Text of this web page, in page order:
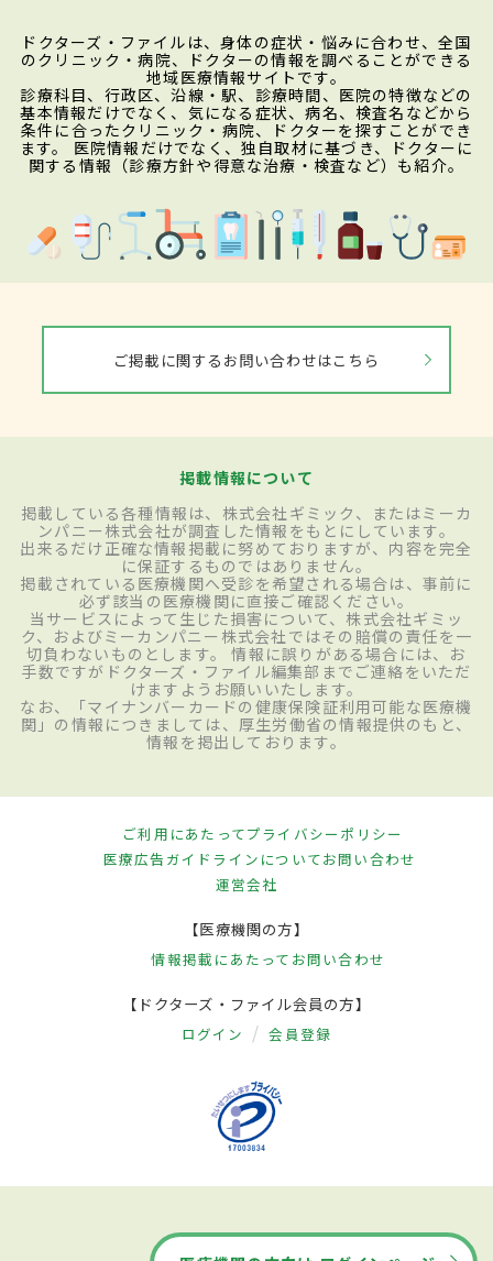
ドクターズ・ファイルは、身体の症状・悩みに合わせ、全国
のクリニック・病院、ドクターの情報を調べることができる
地域医療情報サイトです。
診療科目、行政区、沿線・駅、診療時間、医院の特徴などの
基本情報だけでなく、気になる症状、病名、検査名などから
条件に合ったクリニック・病院、ドクターを探すことができ
ます。 医院情報だけでなく、独自取材に基づき、ドクターに
関する情報（診療方針や得意な治療・検査など）も紹介。
ご掲載に関するお問い合わせはこちら
掲載情報について
掲載している各種情報は、株式会社ギミック、またはミーカ
ンパニー株式会社が調査した情報をもとにしています。
出来るだけ正確な情報掲載に努めておりますが、内容を完全
に保証するものではありません。
掲載されている医療機関へ受診を希望される場合は、事前に
必ず該当の医療機関に直接ご確認ください。
当サービスによって生じた損害について、株式会社ギミッ
ク、およびミーカンパニー株式会社ではその賠償の責任を一
切負わないものとします。 情報に誤りがある場合には、お
手数ですがドクターズ・ファイル編集部までご連絡をいただ
けますようお願いいたします。
なお、「マイナンバーカードの健康保険証利用可能な医療機
関」の情報につきましては、厚生労働省の情報提供のもと、
情報を掲出しております。
ご利用にあたってプライバシーポリシー
医療広告ガイドラインについてお問い合わせ
運営会社
【医療機関の方】
情報掲載にあたって お問い合わせ
【ドクターズ・ファイル会員の方】
ログイン 会員登録